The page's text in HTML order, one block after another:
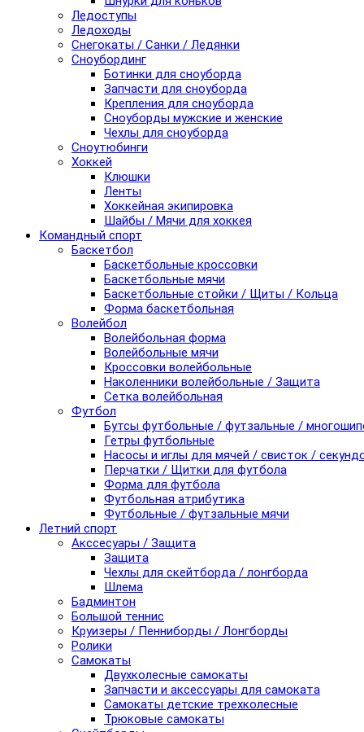
Ледоступы
Ледоходы
Снегокаты / Санки / Ледянки
Сноубординг
Ботинки для сноуборда
Запчасти для сноуборда
Крепления для сноуборда
Сноуборды мужские и женские
Чехлы для сноуборда
Сноутюбинги
Хоккей
Клюшки
Ленты
Хоккейная экипировка
Шайбы / Мячи для хоккея
Командный спорт
Баскетбол
Баскетбольные кроссовки
Баскетбольные мячи
Баскетбольные стойки / Щиты / Кольца
Форма баскетбольная
Волейбол
Волейбольная форма
Волейбольные мячи
Кроссовки волейбольные
Наколенники волейбольные / Защита
Сетка волейбольная
Футбол
Бутсы футбольные / футзальные /
Гетры футбольные
Насосы и иглы для мячей / свисток /
Перчатки / Щитки для футбола
Форма для футбола
Футбольная атрибутика
Футбольные / футзальные мячи
Летний спорт
Акссесуары / Защита
Защита
Чехлы для скейтборда / лонгборда
Шлема
Бадминтон
Большой теннис
Круизеры / Пенниборды / Лонгборды
Ролики
Самокаты
Двухколесные самокаты
Запчасти и аксессуары для самоката
Самокаты детские трехколесные
Трюковые самокаты